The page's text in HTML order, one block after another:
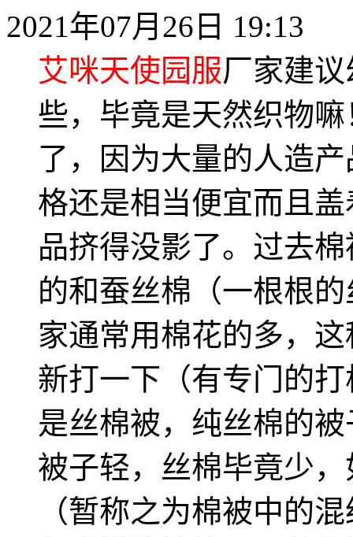
2021年07月26日 19:13
艾咪天使园服厂家建
些，毕竟是天然织物
了，因为大量的人造
格还是相当便宜而且
品挤得没影了。过去
的和蚕丝棉（一根根
家通常用棉花的多，
新打一下（有专门的
是丝棉被，纯丝棉的
被子轻，丝棉毕竟少
（暂称之为棉被中的